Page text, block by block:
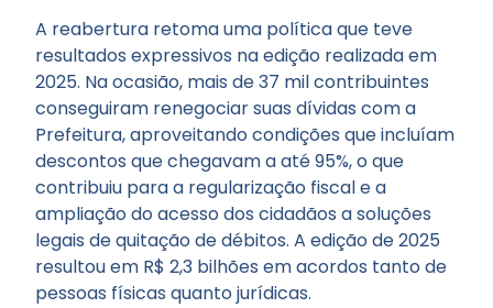
A reabertura retoma uma política que teve
resultados expressivos na edição realizada em
2025. Na ocasião, mais de 37 mil contribuintes
conseguiram renegociar suas dívidas com a
Prefeitura, aproveitando condições que incluíam
descontos que chegavam a até 95%, o que
contribuiu para a regularização fiscal e a
ampliação do acesso dos cidadãos a soluções
legais de quitação de débitos. A edição de 2025
resultou em R$ 2,3 bilhões em acordos tanto de
pessoas físicas quanto jurídicas.